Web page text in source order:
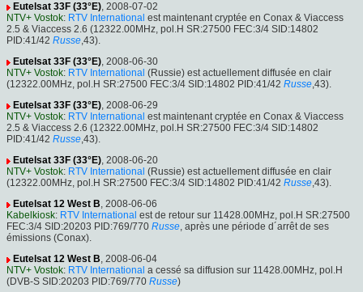
Eutelsat 33F (33°E), 2008-07-02
NTV+ Vostok: RTV International est maintenant cryptée en Conax & Viaccess
2.5 & Viaccess 2.6 (12322.00MHz, pol.H SR:27500 FEC:3/4 SID:14802
PID:41/42 Russe,43).
Eutelsat 33F (33°E), 2008-06-30
NTV+ Vostok: RTV International (Russie) est actuellement diffusée en clair
(12322.00MHz, pol.H SR:27500 FEC:3/4 SID:14802 PID:41/42 Russe,43).
Eutelsat 33F (33°E), 2008-06-29
NTV+ Vostok: RTV International est maintenant cryptée en Conax & Viaccess
2.5 & Viaccess 2.6 (12322.00MHz, pol.H SR:27500 FEC:3/4 SID:14802
PID:41/42 Russe,43).
Eutelsat 33F (33°E), 2008-06-20
NTV+ Vostok: RTV International (Russie) est actuellement diffusée en clair
(12322.00MHz, pol.H SR:27500 FEC:3/4 SID:14802 PID:41/42 Russe,43).
Eutelsat 12 West B, 2008-06-06
Kabelkiosk: RTV International est de retour sur 11428.00MHz, pol.H SR:27500
FEC:3/4 SID:20203 PID:769/770 Russe, après une période d´arrêt de ses
émissions (Conax).
Eutelsat 12 West B, 2008-06-04
NTV+ Vostok: RTV International a cessé sa diffusion sur 11428.00MHz, pol.H
(DVB-S SID:20203 PID:769/770 Russe)